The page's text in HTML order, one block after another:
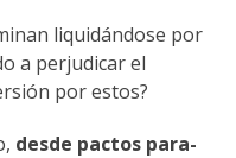
liquidándose por
a perjudicar el
por estos?
desde pactos para-